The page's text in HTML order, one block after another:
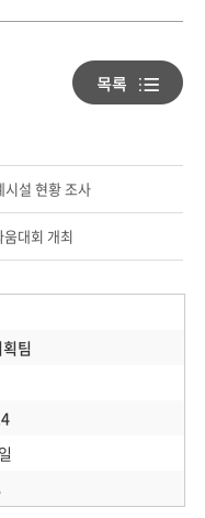
시설 현황 조사
대회 개최
팀